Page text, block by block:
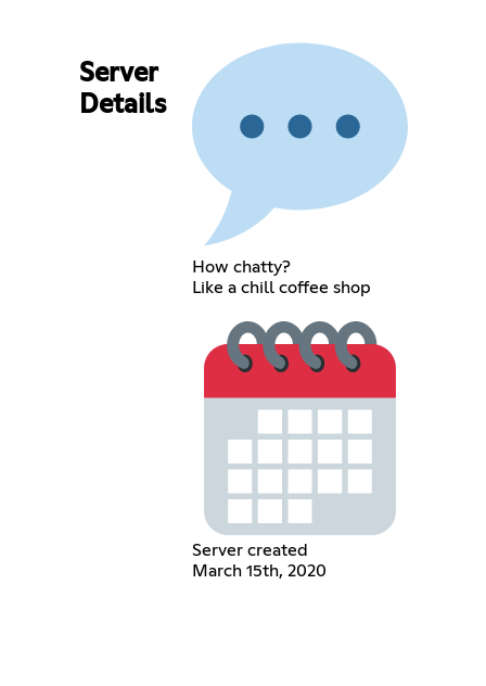
Server
Details
How chatty?
Like a chill coffee shop
Server created
March 15th, 2020